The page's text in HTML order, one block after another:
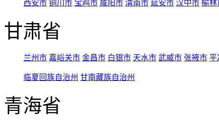
西安市 铜川市 宝鸡市 咸阳市 渭南市 延安市 汉中市 榆林
甘肃省
兰州市 嘉峪关市 金昌市 白银市 天水市 武威市 张掖市 平
临夏回族自治州 甘南藏族自治州
青海省